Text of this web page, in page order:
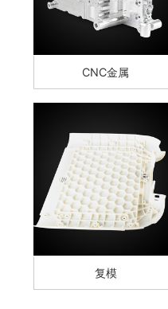
CNC金属
复模